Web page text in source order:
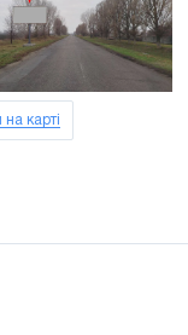
на карті